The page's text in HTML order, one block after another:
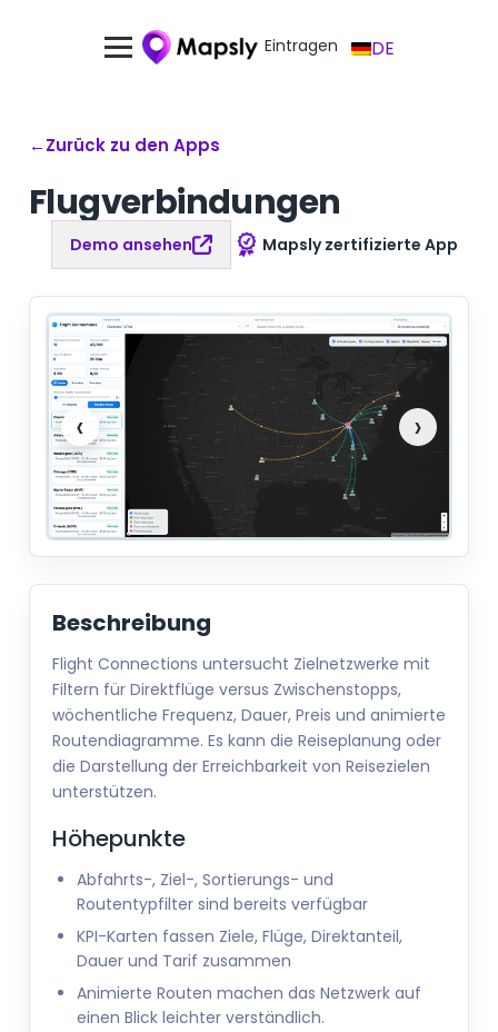
Eintragen DE
←Zurück zu den Apps
Flugverbindungen
Demo ansehen Mapsly zertifizierte App
‹ ›
Beschreibung
Flight Connections untersucht Zielnetzwerke mit
Filtern für Direktflüge versus Zwischenstopps,
wöchentliche Frequenz, Dauer, Preis und animierte
Routendiagramme. Es kann die Reiseplanung oder
die Darstellung der Erreichbarkeit von Reisezielen
unterstützen.
Höhepunkte
Abfahrts-, Ziel-, Sortierungs- und
Routentypfilter sind bereits verfügbar
KPI-Karten fassen Ziele, Flüge, Direktanteil,
Dauer und Tarif zusammen
Animierte Routen machen das Netzwerk auf
einen Blick leichter verständlich.